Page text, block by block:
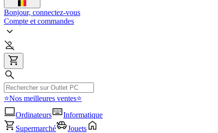
Bonjour, connectez-vous
Compte et commandes
⭐Nos meilleures ventes⭐
Ordinateurs
Informatique
Supermarché
Jouets